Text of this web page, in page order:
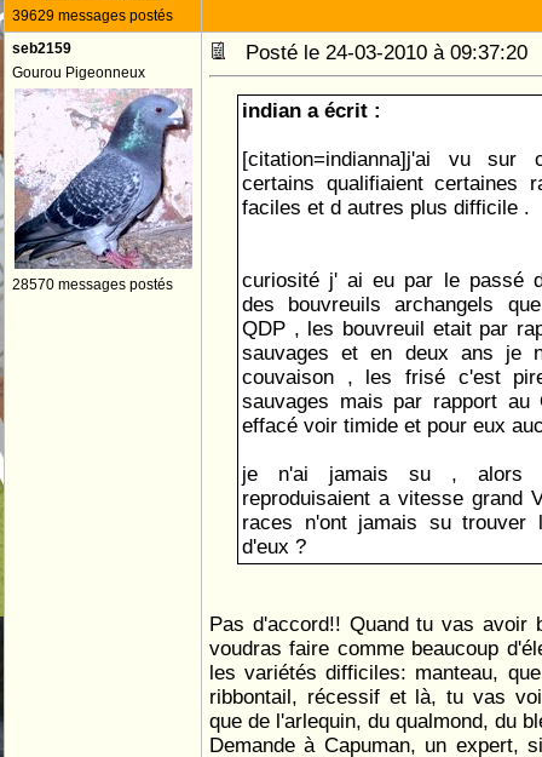
39629 messages postés
seb2159
Gourou Pigeonneux
28570 messages postés
Posté le 24-03-2010 à
indian a écrit :
[citation=indianna]j'ai vu sur
certains qualifiaient certaines
faciles et d autres plus difficile .
curiosité j' ai eu par le passé
des bouvreuils archangels
QDP , les bouvreuil etait par
sauvages et en deux ans je
couvaison , les frisé c'est
sauvages mais par rapport
effacé voir timide et pour eux
je n'ai jamais su , alors
reproduisaient a vitesse grand
races n'ont jamais su trouver
d'eux ?
Pas d'accord!! Quand tu vas avoir
voudras faire comme beaucoup
les variétés difficiles: manteau,
ribbontail, récessif et là, tu vas
que de l'arlequin, du qualmond, du
Demande à Capuman, un expert,